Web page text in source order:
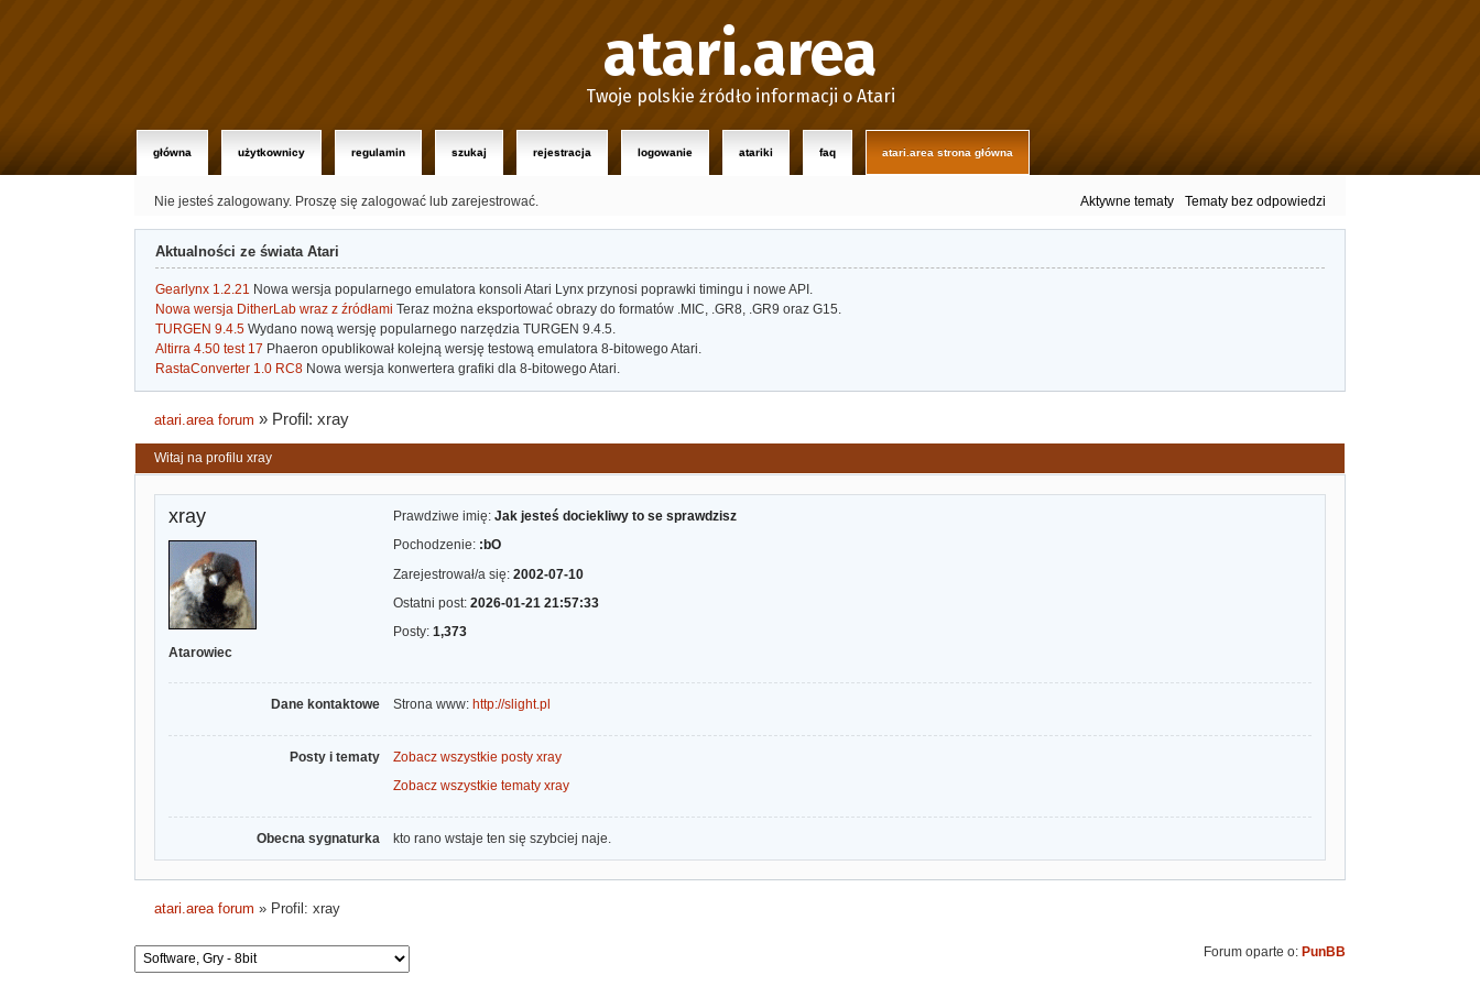
atari.area
Twoje polskie źródło informacji o Atari
główna użytkownicy regulamin szukaj rejestracja logowanie atariki faq atari.area strona główna
Nie jesteś zalogowany. Proszę się zalogować lub zarejestrować. Aktywne tematy Tematy bez odpowiedzi
Aktualności ze świata Atari
Gearlynx 1.2.21 Nowa wersja popularnego emulatora konsoli Atari Lynx przynosi poprawki timingu i nowe API.
Nowa wersja DitherLab wraz z źródłami Teraz można eksportować obrazy do formatów .MIC, .GR8, .GR9 oraz G15.
TURGEN 9.4.5 Wydano nową wersję popularnego narzędzia TURGEN 9.4.5.
Altirra 4.50 test 17 Phaeron opublikował kolejną wersję testową emulatora 8-bitowego Atari.
RastaConverter 1.0 RC8 Nowa wersja konwertera grafiki dla 8-bitowego Atari.
atari.area forum » Profil: xray
Witaj na profilu xray
xray
Atarowiec
Prawdziwe imię: Jak jesteś dociekliwy to se sprawdzisz
Pochodzenie: :bO
Zarejestrował/a się: 2002-07-10
Ostatni post: 2026-01-21 21:57:33
Posty: 1,373
Dane kontaktowe Strona www: http://slight.pl
Posty i tematy
Zobacz wszystkie posty xray
Zobacz wszystkie tematy xray
Obecna sygnaturka kto rano wstaje ten się szybciej naje.
atari.area forum » Profil: xray
Forum oparte o: PunBB